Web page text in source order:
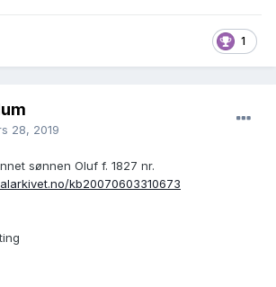
1
28, 2019
sønnen Oluf f. 1827 nr.
kb20070603310673